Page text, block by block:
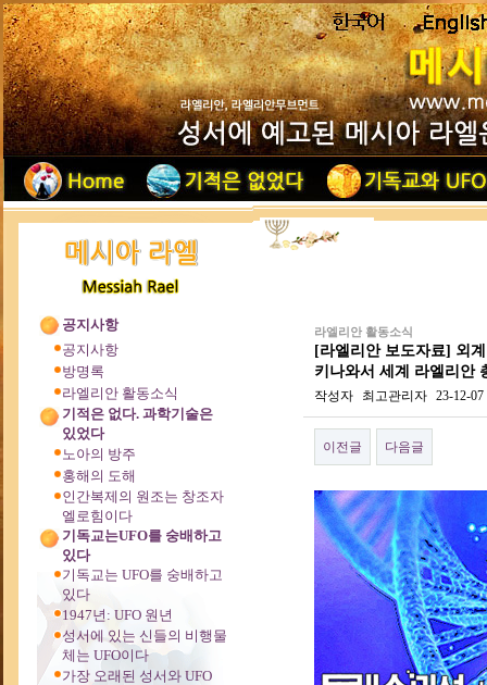
공지사항
공지사항
방명록
라엘리안 활동소식
기적은 없다. 과학기술은
있었다
노아의 방주
홍해의 도해
인간복제의 원조는 창조자
엘로힘이다
기독교는UFO를 숭배하고
있다
기독교는 UFO를 숭배하고
있다
1947년: UFO 원년
성서에 있는 신들의 비행물
체는 UFO이다
가장 오래된 성서와 UFO
라엘리안 활동소식
[라엘리안 보도자료] 외
키나와서 세계 라엘리안
작성자 최고관리자 23-12-07
이전글 다음글
본문